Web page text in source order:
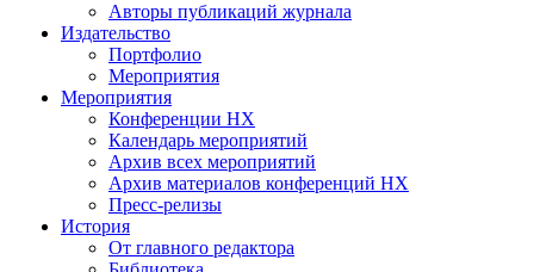
Авторы публикаций журнала
Издательство
Портфолио
Мероприятия
Мероприятия
Конференции НХ
Календарь мероприятий
Архив всех мероприятий
Архив материалов конференций НХ
Пресс-релизы
История
От главного редактора